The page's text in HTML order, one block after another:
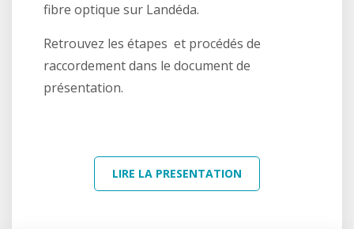
fibre optique sur Landéda.
Retrouvez les étapes et procédés de
raccordement dans le document de
présentation.
LIRE LA PRESENTATION